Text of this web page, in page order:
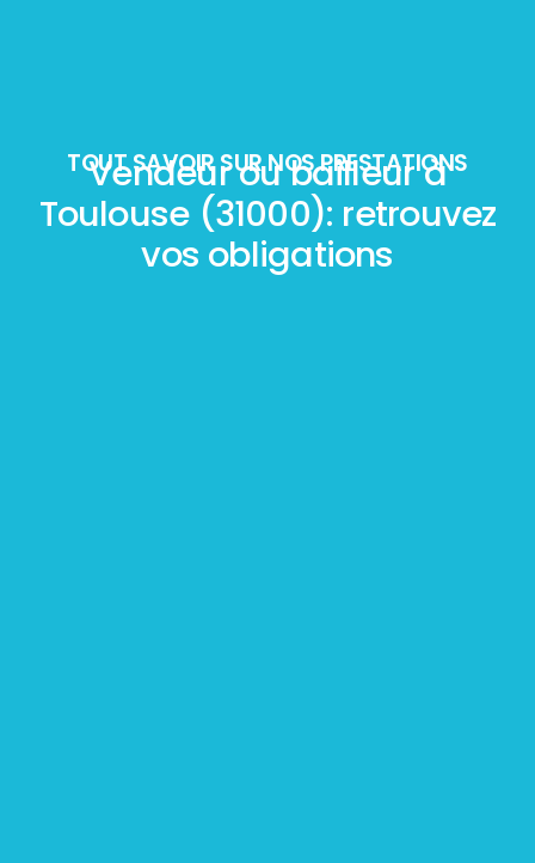
TOUT SAVOIR SUR NOS PRESTATIONS
Vendeur ou bailleur à
Toulouse (31000): retrouvez
vos obligations